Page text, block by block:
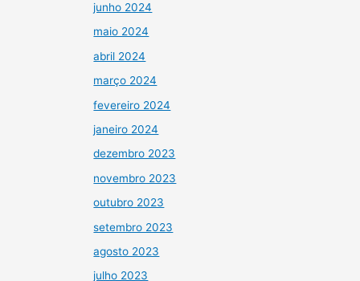
junho 2024
maio 2024
abril 2024
março 2024
fevereiro 2024
janeiro 2024
dezembro 2023
novembro 2023
outubro 2023
setembro 2023
agosto 2023
julho 2023